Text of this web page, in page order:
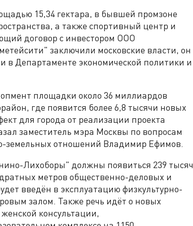
15,34 гектара, в бывшей промзоне
а также спортивный центр и
договор с инвестором ООО
заключили московские власти, он
в Департаменте экономической политики и
площадки около 36 миллиардов
где появится более 6,8 тысячи новых
для города от реализации проекта
заместитель мэра Москвы по вопросам
земельных отношений Владимир Ефимов.
Лихоборы" должны появиться 239 тысяч
метров общественно-деловых и
введён в эксплуатацию физкультурно-
залом. Также речь идёт о новых
консультации,